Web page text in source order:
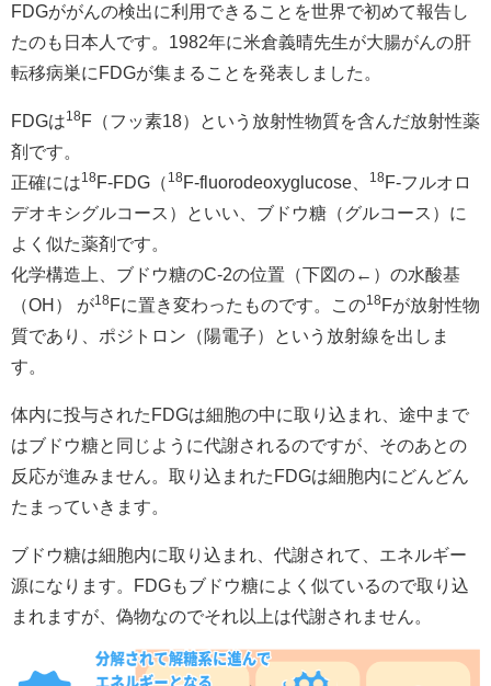
FDGががんの検出に利用できることを世界で初めて報告し
たのも日本人です。1982年に米倉義晴先生が大腸がんの肝
転移病巣にFDGが集まることを発表しました。
FDGは18F（フッ素18）という放射性物質を含んだ放射性薬
剤です。
正確には18F-FDG（ 18F-fluorodeoxyglucose、 18F-フルオロ
デオキシグルコース）といい、ブドウ糖（グルコース）に
よく似た薬剤です。
化学構造上、ブドウ糖のC-2の位置（下図の←）の水酸基
（OH） が18Fに置き変わったものです。この18Fが放射性物
質であり、ポジトロン（陽電子）という放射線を出しま
す。
体内に投与されたFDGは細胞の中に取り込まれ、途中まで
はブドウ糖と同じように代謝されるのですが、そのあとの
反応が進みません。取り込まれたFDGは細胞内にどんどん
たまっていきます。
ブドウ糖は細胞内に取り込まれ、代謝されて、エネルギー
源になります。FDGもブドウ糖によく似ているので取り込
まれますが、偽物なのでそれ以上は代謝されません。